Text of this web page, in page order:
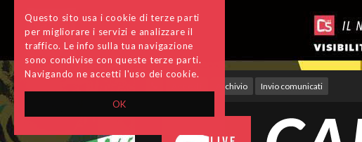
OK
Questo sito usa i cookie di terze parti
per migliorare i servizi e analizzare il
traffico. Le info sulla tua navigazione
sono condivise con queste terze parti.
Navigando ne accetti l'uso dei cookie.
Archivio Invio comunicati